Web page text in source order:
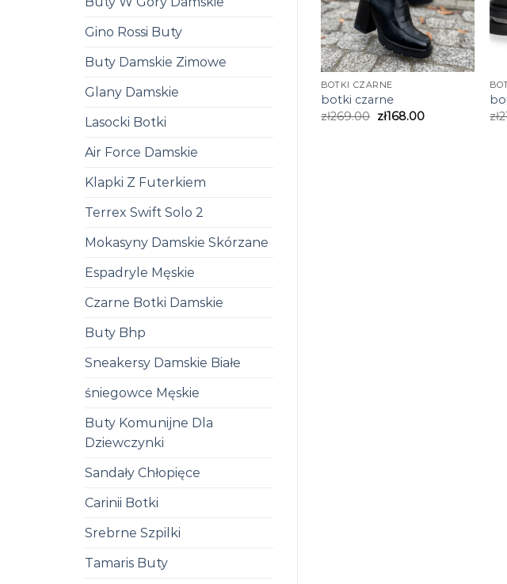
Gino Rossi Buty
Buty Damskie Zimowe
Glany Damskie
Lasocki Botki
Air Force Damskie
Klapki Z Futerkiem
Terrex Swift Solo 2
Mokasyny Damskie Skórzane
Espadryle Męskie
Czarne Botki Damskie
Buty Bhp
Sneakersy Damskie Białe
śniegowce Męskie
Buty Komunijne Dla
Dziewczynki
Sandały Chłopięce
Carinii Botki
Srebrne Szpilki
Tamaris Buty
BOTKI CZARNE
botki czarne
zł269.00 zł168.00
zł